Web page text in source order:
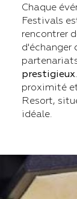
Chaque
Festivals
rencontrer
d'échanger
prestigieux
proximité
Resort,
idéale.